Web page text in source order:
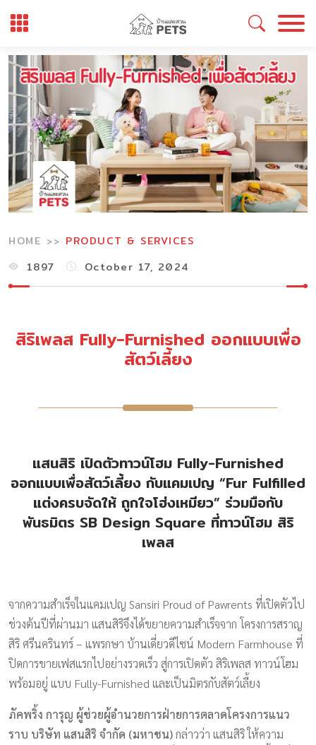
to
HOME
PRODUCT & SERVICES
1897
October 17, 2024
สิริเพลส Fully-Furnished ออกแบบเพื่อ
สัตว์เลี้ยง
แสนสิริ เปิดตัวทาวน์โฮม Fully-Furnished
ออกแบบเพื่อสัตว์เลี้ยง กับแคมเปญ “Fur Fulfilled
แต่งครบจัดให้ ถูกใจโฮ่งเหมียว” ร่วมมือกับ
พันธมิตร SB Design Square ที่ทาวน์โฮม สิริ
เพลส
จากความสำเร็จในแคมเปญ Sansiri Proud of Pawrents ที่เปิดตัวไป
ช่วงต้นปีที่ผ่านมา แสนสิริจึงได้ขยายความสำเร็จจาก โครงการสราญ
สิริ ศรีนครินทร์ – แพรกษา บ้านเดี่ยวดีไซน์ Modern Farmhouse ที่
ปิดการขายเฟสแรกไปอย่างรวดเร็ว สู่การเปิดตัว สิริเพลส ทาวน์โฮม
พร้อมอยู่ แบบ Fully-Furnished และเป็นมิตรกับสัตว์เลี้ยง
ภัคพริ้ง การุญ ผู้ช่วยผู้อำนวยการฝ่ายการตลาดโครงการแนว
ราบ บริษัท แสนสิริ จำกัด (มหาชน)กล่าวว่า แสนสิริ ให้ความ